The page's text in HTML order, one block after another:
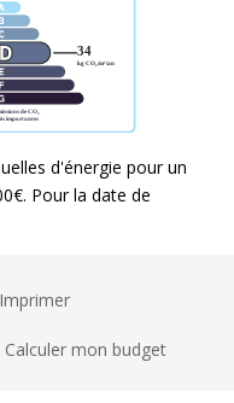
d'énergie pour un
Pour la date de
Imprimer
Calculer mon budget